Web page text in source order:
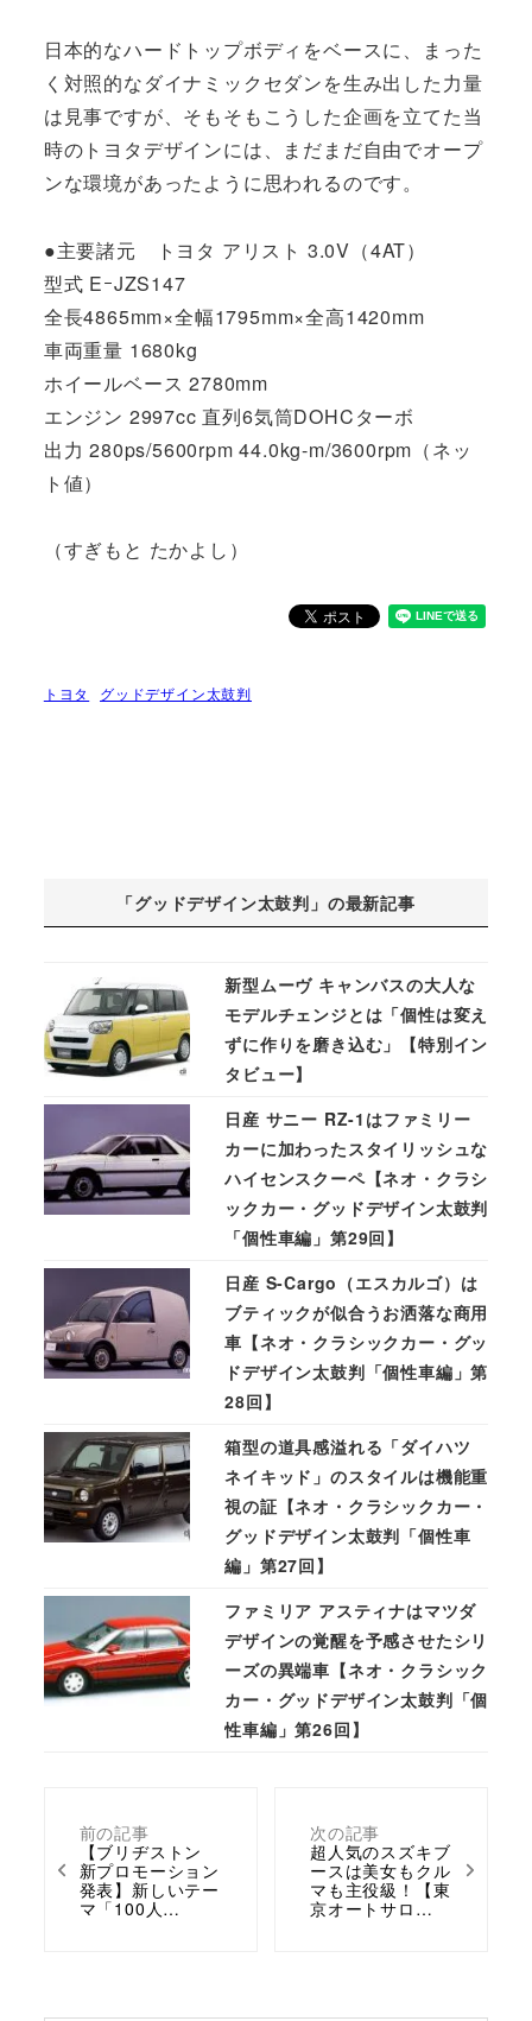
日本的なハードトップボディをベースに、まった
く対照的なダイナミックセダンを生み出した力量
は見事ですが、そもそもこうした企画を立てた当
時のトヨタデザインには、まだまだ自由でオープ
ンな環境があったように思われるのです。
●主要諸元 トヨタ アリスト 3.0V（4AT）
型式 EｰJZS147
全長4865mm×全幅1795mm×全高1420mm
車両重量 1680kg
ホイールベース 2780mm
エンジン 2997cc 直列6気筒DOHCターボ
出力 280ps/5600rpm 44.0kg-m/3600rpm（ネッ
ト値）
（すぎもと たかよし）
トヨタ グッドデザイン太鼓判
前の記事
【ブリヂストン
新プロモーション
発表】新しいテー
マ「100人…
次の記事
超人気のスズキブ
ースは美女もクル
マも主役級！【東
京オートサロ…
「グッドデザイン太鼓判」の最新記事
新型ムーヴ キャンバスの大人な
モデルチェンジとは「個性は変え
ずに作りを磨き込む」【特別イン
タビュー】
日産 サニー RZ-1はファミリー
カーに加わったスタイリッシュな
ハイセンスクーペ【ネオ・クラシ
ックカー・グッドデザイン太鼓判
「個性車編」第29回】
日産 S-Cargo（エスカルゴ）は
ブティックが似合うお洒落な商用
車【ネオ・クラシックカー・グッ
ドデザイン太鼓判「個性車編」第
28回】
箱型の道具感溢れる「ダイハツ
ネイキッド」のスタイルは機能重
視の証【ネオ・クラシックカー・
グッドデザイン太鼓判「個性車
編」第27回】
ファミリア アスティナはマツダ
デザインの覚醒を予感させたシリ
ーズの異端車【ネオ・クラシック
カー・グッドデザイン太鼓判「個
性車編」第26回】